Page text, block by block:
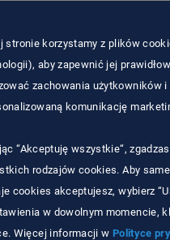
obiegów (moduł
etapie cyklu życia
statusu albo wersji
możesz
PowerPoint, zdjęcia, pliki
wokół dokumentu
kolejne wersje)
stronie korzystamy z plików
aby zapewnić jej
zachowania użytkowników
komunikację
“Akceptuję wszystkie“,
rodzajów cookies. Aby
cookies akceptujesz, wybierz
w dowolnym momencie,
Więcej informacji w Polityce